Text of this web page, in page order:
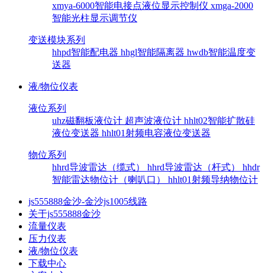
xmya-6000智能电接点液位显示控制仪 xmga-2000
智能光柱显示调节仪
变送模块系列
hhpd智能配电器 hhgl智能隔离器 hwdb智能温度变
送器
液/物位仪表
液位系列
uhz磁翻板液位计 超声波液位计 hhlt02智能扩散硅
液位变送器 hhlt01射频电容液位变送器
物位系列
hhrd导波雷达（缆式） hhrd导波雷达（杆式） hhdr
智能雷达物位计（喇叭口） hhlt01射频导纳物位计
js555888金沙-金沙js1005线路
关于js555888金沙
流量仪表
压力仪表
液/物位仪表
下载中心